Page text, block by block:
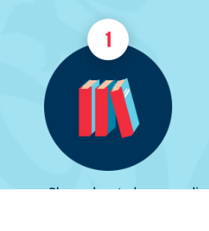
Planos de estudo